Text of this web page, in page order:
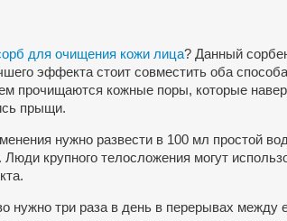
для очищения кожи лица? Данный
эффекта стоит совместить оба
прочищаются кожные поры, которые
прыщи.
нужно развести в 100 мл простой
крупного телосложения могут
нужно три раза в день в перерывах